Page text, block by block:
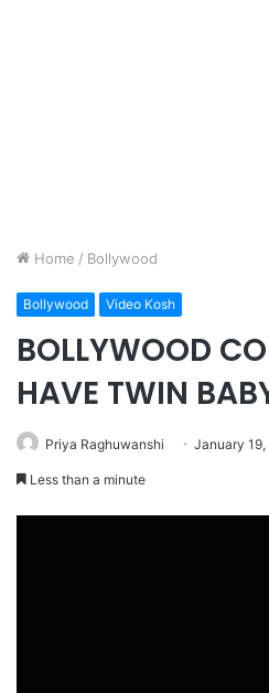
Home / Bollywood
Bollywood Video Kosh
BOLLYWOOD
HAVE TWIN
Priya Raghuwanshi January 19,
Less than a minute